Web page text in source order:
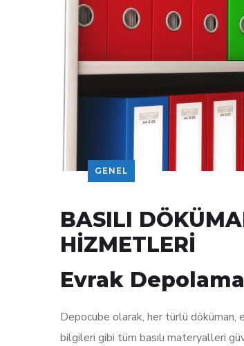
GENEL
BASILI
HİZMETLERİ
Evrak
Depocube olarak, her türlü döküman,
bilgileri gibi tüm basılı materyalleri